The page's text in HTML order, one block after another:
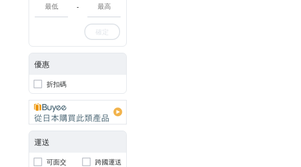
-
確定
優惠
折扣碼
運送
可面交 跨國運送